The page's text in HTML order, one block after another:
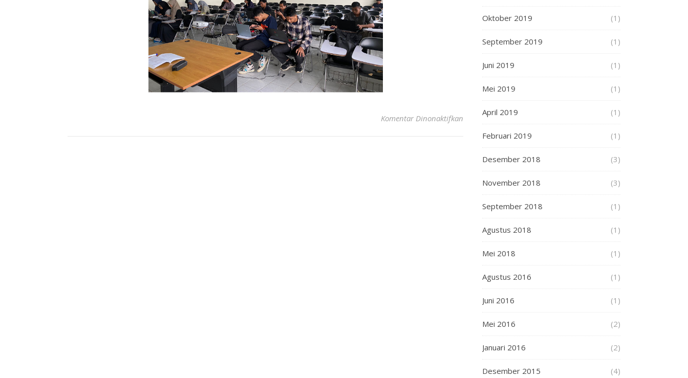
Komentar Dinonaktifkan
Oktober 2019 (1)
September 2019 (1)
Juni 2019 (1)
Mei 2019 (1)
April 2019 (1)
Februari 2019 (1)
Desember 2018 (3)
November 2018 (3)
September 2018 (1)
Agustus 2018 (1)
Mei 2018 (1)
Agustus 2016 (1)
Juni 2016 (1)
Mei 2016 (2)
Januari 2016 (2)
Desember 2015 (4)